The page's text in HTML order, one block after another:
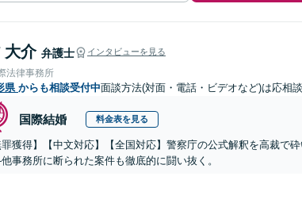
大介 弁護士 インタビューを見る
法律事務所
県 からも相談受付中面談方法(対面・電話・ビデオなど)は応相談
国際結婚 料金表を見る
罪獲得】【中文対応】【全国対応】警察庁の公式解釈を高裁で
事務所に断られた案件も徹底的に闘い抜く。